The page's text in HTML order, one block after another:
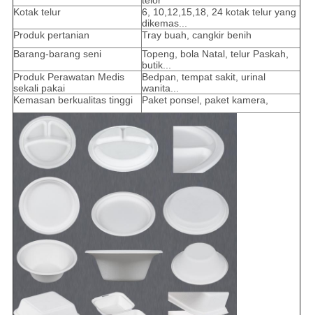
Kotak telur
6, 10,12,15,18, 24 kotak telur yang
dikemas...
Produk pertanian
Tray buah, cangkir benih
Barang-barang seni
Topeng, bola Natal, telur Paskah,
butik...
Produk Perawatan Medis
sekali pakai
Bedpan, tempat sakit, urinal
wanita...
Kemasan berkualitas tinggi
Paket ponsel, paket kamera,